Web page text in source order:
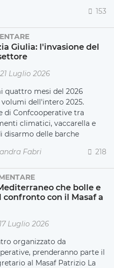
153
Giulia: l'invasione del
Luglio 2026
quattro mesi del 2026
volumi dell'intero 2025.
di Confcooperative tra
climatici, vaccarella e
disarmo delle barche
Fabri
218
che bolle e
con il Masaf a
Luglio 2026
organizzato da
prenderanno parte il
al Masaf Patrizio La